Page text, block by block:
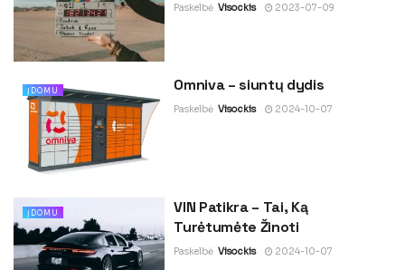
Paskelbė Visockis 2023-07-09
ĮDOMU Omniva – siuntų dydis
Paskelbė Visockis 2024-10-07
ĮDOMU
VIN Patikra – Tai, Ką
Turėtumėte Žinoti
Paskelbė Visockis 2024-10-07